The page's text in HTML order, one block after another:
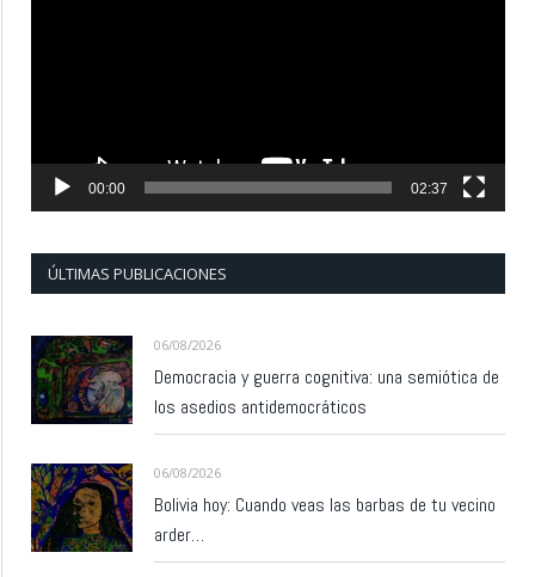
00:00 02:37
ÚLTIMAS PUBLICACIONES
06/08/2026
Democracia y guerra cognitiva: una semiótica de
los asedios antidemocráticos
06/08/2026
Bolivia hoy: Cuando veas las barbas de tu vecino
arder…